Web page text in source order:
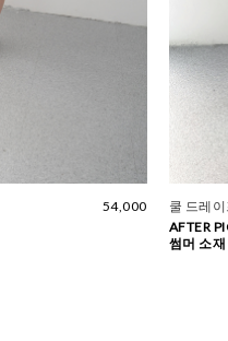
54,000 쿨 드레
AFTER
썸머 소재